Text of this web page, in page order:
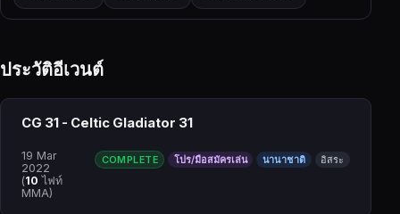
ประวัติอีเวนต์
19 Mar
2022
(10 ไฟท์
MMA)
CG 31 - Celtic Gladiator 31
COMPLETE โปร/มือสมัครเล่น นานาชาติ อิสระ